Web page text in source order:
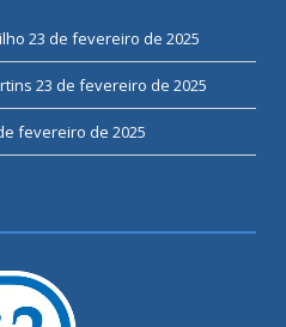
23 de fevereiro de 2025
23 de fevereiro de 2025
fevereiro de 2025